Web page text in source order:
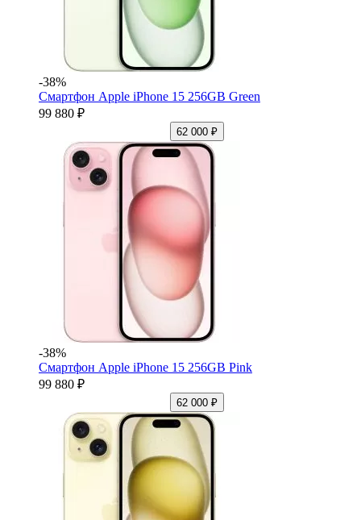
-38%
Смартфон Apple iPhone 15 256GB Green
99 880 ₽
62 000 ₽
-38%
Смартфон Apple iPhone 15 256GB Pink
99 880 ₽
62 000 ₽